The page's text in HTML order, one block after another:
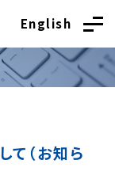
English
（お知ら